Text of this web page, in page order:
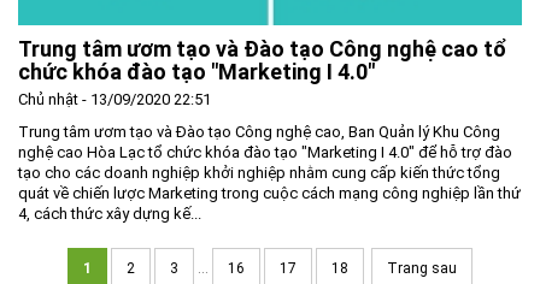
Trung tâm ươm tạo và Đào tạo Công nghệ cao tổ
chức khóa đào tạo "Marketing I 4.0"
Chủ nhật - 13/09/2020 22:51
Trung tâm ươm tạo và Đào tạo Công nghệ cao, Ban Quản lý Khu Công
nghệ cao Hòa Lạc tổ chức khóa đào tạo "Marketing I 4.0" để hỗ trợ đào
tạo cho các doanh nghiệp khởi nghiệp nhằm cung cấp kiến thức tổng
quát về chiến lược Marketing trong cuộc cách mạng công nghiệp lần thứ
4, cách thức xây dựng kế...
1 2 3 ... 16 17 18 Trang sau